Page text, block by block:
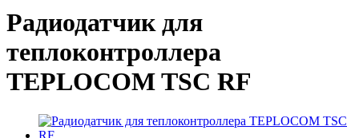
Радиодатчик для
теплоконтроллера
TEPLOCOM TSC RF